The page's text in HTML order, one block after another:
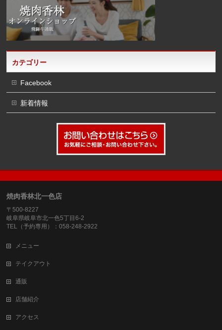
カテゴリー
Facebook
新着情報
焼肉香林北一色店
〒500-8227
岐阜県岐阜市北一色5丁目6-2
TEL（予約専用）：058-248-2922
メニュー
テイクアウト
通販
店舗紹介
アクセス